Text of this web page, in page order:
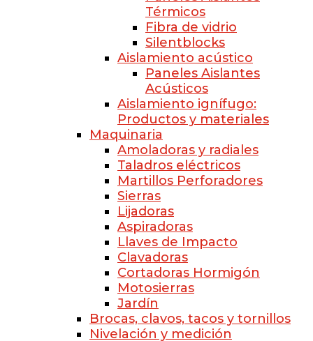
Térmicos
Fibra de vidrio
Silentblocks
Aislamiento acústico
Paneles Aislantes
Acústicos
Aislamiento ignífugo:
Productos y materiales
Maquinaria
Amoladoras y radiales
Taladros eléctricos
Martillos Perforadores
Sierras
Lijadoras
Aspiradoras
Llaves de Impacto
Clavadoras
Cortadoras Hormigón
Motosierras
Jardín
Brocas, clavos, tacos y tornillos
Nivelación y medición